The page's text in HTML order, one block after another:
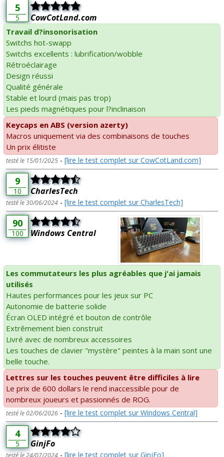
5
5 CowCotLand.com
Travail d?insonorisation
Switchs hot-swapp
Switchs excellents : lubrification/wobble
Rétroéclairage
Design réussi
Qualité générale
Stable et lourd (mais pas trop)
Les pieds magnétiques pour l?inclinaison
Keycaps en ABS (version azerty)
Macros uniquement via des combinaisons de touches
Un prix élitiste
testé le 15/01/2025 - [lire le test complet sur CowCotLand.com]
9
10 CharlesTech
testé le 30/06/2024 - [lire le test complet sur CharlesTech]
90
100 Windows Central
Les commutateurs les plus agréables que j'ai jamais
utilisés
Hautes performances pour les jeux sur PC
Autonomie de batterie solide
Écran OLED intégré et bouton de contrôle
Extrêmement bien construit
Livré avec de nombreux accessoires
Les touches de clavier "mystère" peintes à la main sont une
belle touche.
Lettres sur les touches peuvent être difficiles à lire
Le prix de 600 dollars le rend inaccessible pour de
nombreux joueurs et passionnés de ROG.
testé le 02/06/2026 - [lire le test complet sur Windows Central]
4
5 GinjFo
testé le 24/07/2024 - [lire le test complet sur GinjFo]